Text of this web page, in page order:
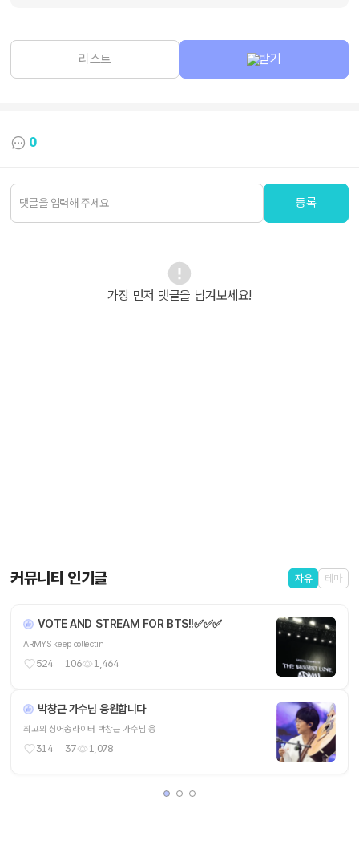
리스트 받기
0
등록
가장 먼저 댓글을 남겨보세요!
커뮤니티 인기글 자유 테마
VOTE AND STREAM FOR BTS!!✅️✅️✅
ARMYS keep collectin
524 106 1,464
박창근 가수님 응원합니다
최고의 싱어송라이터 박창근 가수님 응
314 37 1,078